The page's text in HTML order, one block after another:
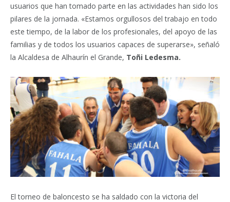
usuarios que han tomado parte en las actividades han sido los
pilares de la jornada. «Estamos orgullosos del trabajo en todo
este tiempo, de la labor de los profesionales, del apoyo de las
familias y de todos los usuarios capaces de superarse», señaló
la Alcaldesa de Alhaurín el Grande, Toñi Ledesma.
El torneo de baloncesto se ha saldado con la victoria del